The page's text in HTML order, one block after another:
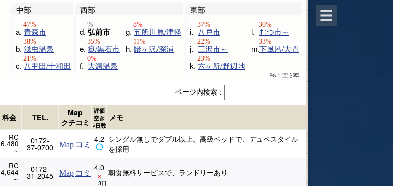
中部 西部 東部
a. 青森市
b. 浅虫温泉
c. 八甲田/十和田
d. 弘前市
e. 嶽/黒石市
f. 大鰐温泉
g. 五所川原/津軽
h. 鰺ヶ沢/深浦
i. 八戸市
j. 三沢市～
k. 六ヶ所/野辺地
l. むつ市～
m.下風呂/大間
ページ内検索：
料金 TEL.
Map
クチコミ
評価
空き
×日数
メモ
RC
6,480 0172-
37-0700 Map コミ 4.2
◯
シングル無しでダブル以上。高級ベッドで、デュベスタイル
を採用
RC
4,644 0172-
31-2045 Map コミ 4.0
× 朝食無料サービスで、ランドリーあり
☰